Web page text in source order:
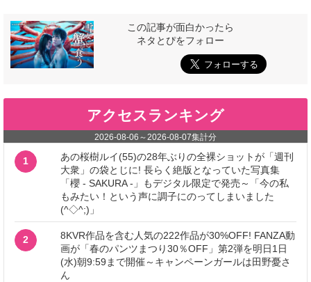
この記事が面白かったら
ネタとぴをフォロー
アクセスランキング
2026-08-06 ～2026-08-07集計分
1
あの桜樹ルイ(55)の28年ぶりの全裸ショットが「週刊
大衆」の袋とじに! 長らく絶版となっていた写真集
「櫻 - SAKURA -」もデジタル限定で発売～「今の私
もみたい！という声に調子にのってしまいました
(^◇^;)」
2
8KVR作品を含む人気の222作品が30%OFF! FANZA動
画が「春のパンツまつり30％OFF」第2弾を明日1日
(水)朝9:59まで開催～キャンペーンガールは田野憂さ
ん